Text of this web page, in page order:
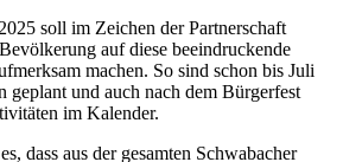
soll im Zeichen der Partnerschaft
auf diese beeindruckende
machen. So sind schon bis Juli
geplant und auch nach dem Bürgerfest
im Kalender.
dass aus der gesamten Schwabacher